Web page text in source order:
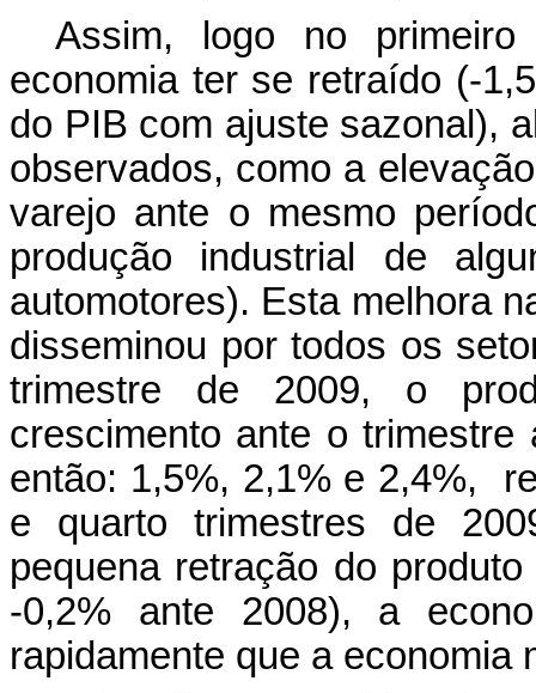
Assim, logo no
economia ter se retraído (-
do PIB com ajuste sazonal),
observados, como a
varejo ante o mesmo
produção industrial de
automotores). Esta melhora
disseminou por todos os
trimestre de 2009, o
crescimento ante o
então: 1,5%, 2,1% e 2,4%,
e quarto trimestres de
pequena retração do
-0,2% ante 2008), a
rapidamente que a economia